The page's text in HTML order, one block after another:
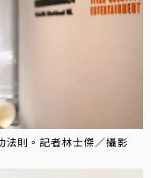
法則。記者林士傑／攝影